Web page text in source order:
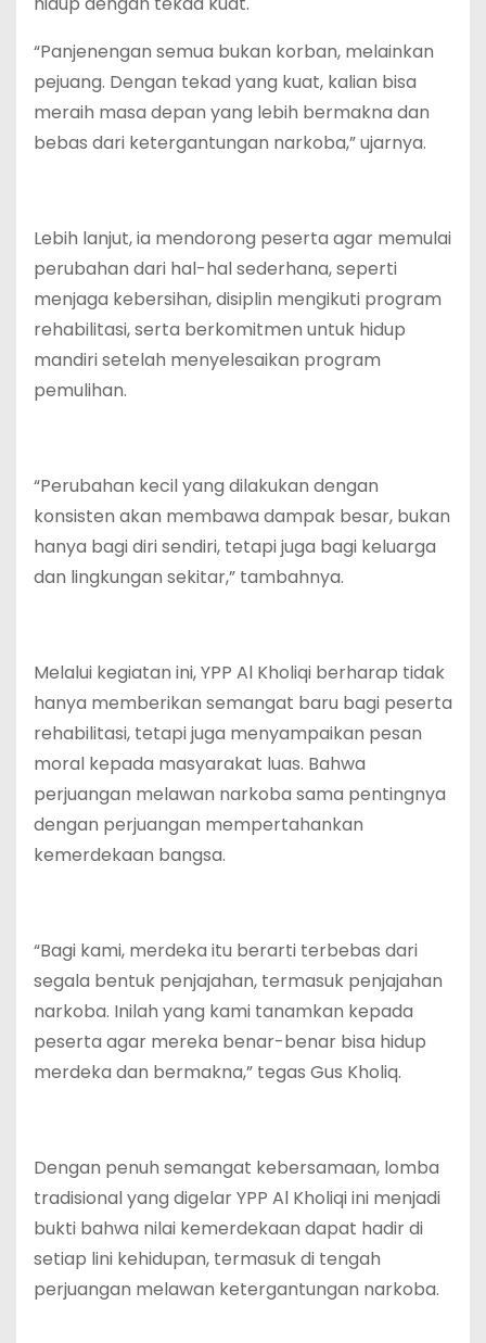
“Panjenengan semua bukan korban, melainkan
pejuang. Dengan tekad yang kuat, kalian bisa
meraih masa depan yang lebih bermakna dan
bebas dari ketergantungan narkoba,” ujarnya.
Lebih lanjut, ia mendorong peserta agar memulai
perubahan dari hal-hal sederhana, seperti
menjaga kebersihan, disiplin mengikuti program
rehabilitasi, serta berkomitmen untuk hidup
mandiri setelah menyelesaikan program
pemulihan.
“Perubahan kecil yang dilakukan dengan
konsisten akan membawa dampak besar, bukan
hanya bagi diri sendiri, tetapi juga bagi keluarga
dan lingkungan sekitar,” tambahnya.
Melalui kegiatan ini, YPP Al Kholiqi berharap tidak
hanya memberikan semangat baru bagi peserta
rehabilitasi, tetapi juga menyampaikan pesan
moral kepada masyarakat luas. Bahwa
perjuangan melawan narkoba sama pentingnya
dengan perjuangan mempertahankan
kemerdekaan bangsa.
“Bagi kami, merdeka itu berarti terbebas dari
segala bentuk penjajahan, termasuk penjajahan
narkoba. Inilah yang kami tanamkan kepada
peserta agar mereka benar-benar bisa hidup
merdeka dan bermakna,” tegas Gus Kholiq.
Dengan penuh semangat kebersamaan, lomba
tradisional yang digelar YPP Al Kholiqi ini menjadi
bukti bahwa nilai kemerdekaan dapat hadir di
setiap lini kehidupan, termasuk di tengah
perjuangan melawan ketergantungan narkoba.